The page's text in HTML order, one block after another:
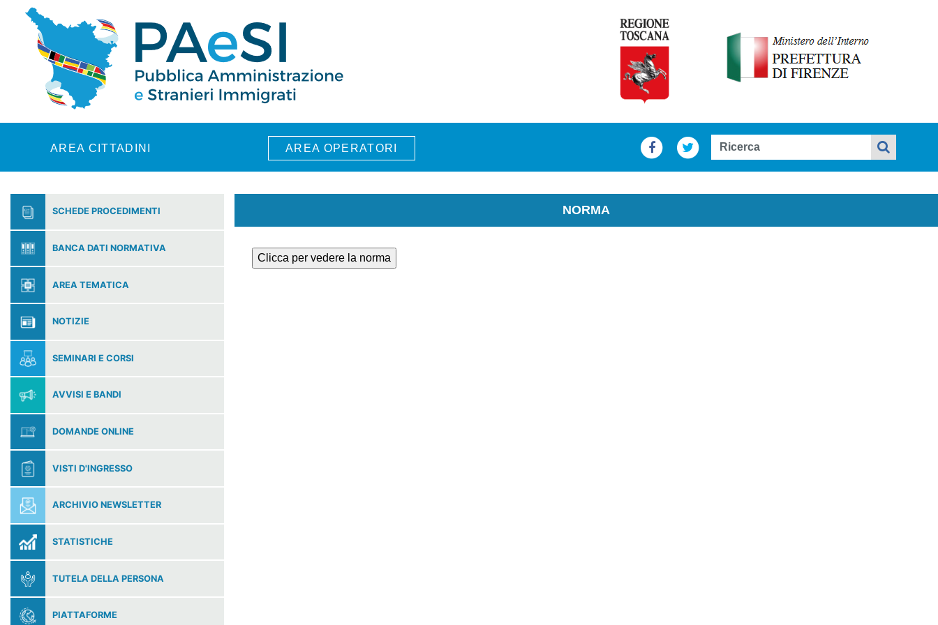
Skip to main content
AREA CITTADINI AREA OPERATORI
SCHEDE PROCEDIMENTI
BANCA DATI NORMATIVA
AREA TEMATICA
NOTIZIE
SEMINARI E CORSI
AVVISI E BANDI
DOMANDE ONLINE
VISTI D'INGRESSO
ARCHIVIO NEWSLETTER
STATISTICHE
TUTELA DELLA PERSONA
PIATTAFORME
NORMA
Clicca per vedere la norma